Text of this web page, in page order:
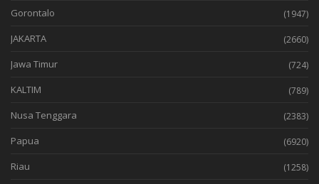
Gorontalo (1947)
JAKARTA (2660)
Jawa Timur (724)
KALTIM (789)
Nusa Tenggara (2383)
Papua (6920)
Riau (1258)